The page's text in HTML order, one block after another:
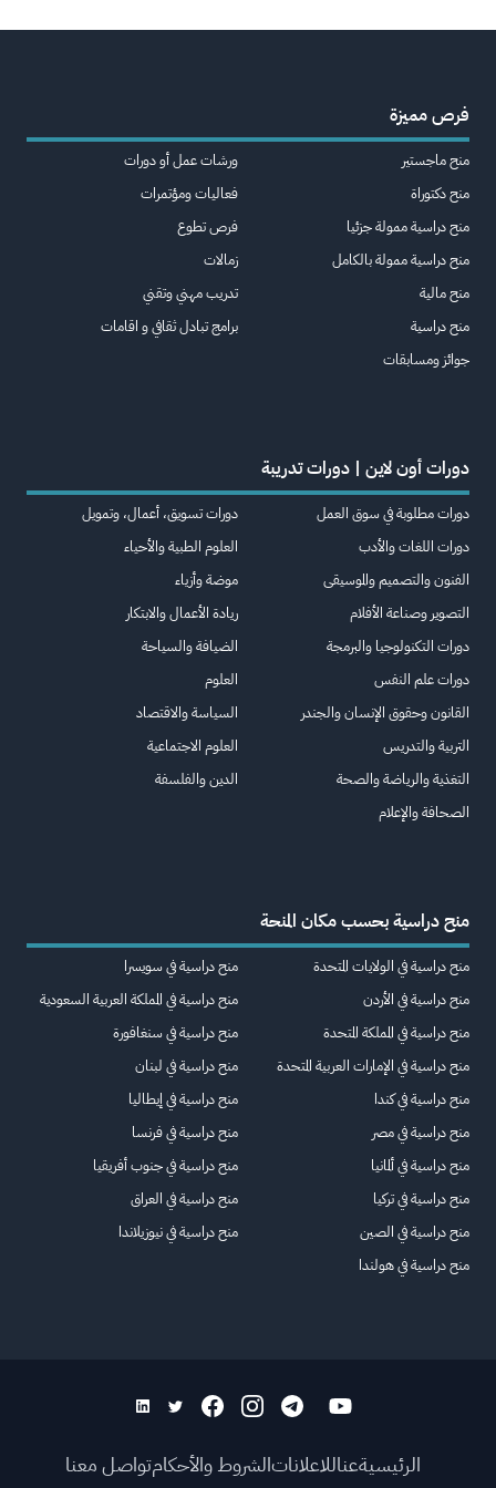
فرص مميزة
منح ماجستير
منح دكتوراة
منح دراسية ممولة جزئيا
منح دراسية ممولة بالكامل
منح مالية
منح دراسية
جوائز ومسابقات
ورشات عمل أو دورات
فعاليات ومؤتمرات
فرص تطوع
زمالات
تدريب مهني وتقني
برامج تبادل ثقافي و اقامات
دورات أون لاين | دورات تدريبة
دورات مطلوبة في سوق العمل
دورات اللغات والأدب
الفنون والتصميم والموسيقى
التصوير وصناعة الأفلام
دورات التكنولوجيا والبرمجة
دورات علم النفس
القانون وحقوق الإنسان والجندر
التربية والتدريس
التغذية والرياضة والصحة
الصحافة والإعلام
دورات تسويق، أعمال، وتمويل
العلوم الطبية والأحياء
موضة وأزياء
ريادة الأعمال والابتكار
الضيافة والسياحة
العلوم
السياسة والاقتصاد
العلوم الاجتماعية
الدين والفلسفة
منح دراسية بحسب مكان المنحة
منح دراسية في الولايات المتحدة
منح دراسية في الأردن
منح دراسية في المملكة المتحدة
منح دراسية في الإمارات العربية المتحدة
منح دراسية في كندا
منح دراسية في مصر
منح دراسية في ألمانيا
منح دراسية في تركيا
منح دراسية في الصين
منح دراسية في هولندا
منح دراسية في سويسرا
منح دراسية في المملكة العربية السعودية
منح دراسية في سنغافورة
منح دراسية في لبنان
منح دراسية في إيطاليا
منح دراسية في فرنسا
منح دراسية في جنوب أفريقيا
منح دراسية في العراق
منح دراسية في نيوزيلاندا
الرئيسيةعناللاعلاناتالشروط والأحكامتواصل معنا